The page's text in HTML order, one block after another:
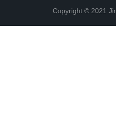
Copyright © 2021